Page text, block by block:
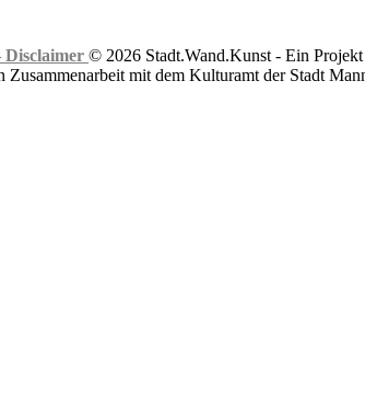
Disclaimer © 2026 Stadt.Wand.Kunst - Ein Projekt
Zusammenarbeit mit dem Kulturamt der Stadt